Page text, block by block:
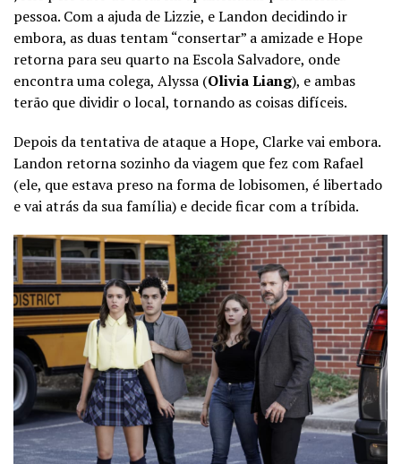
pessoa. Com a ajuda de Lizzie, e Landon decidindo ir
embora, as duas tentam “consertar” a amizade e Hope
retorna para seu quarto na Escola Salvadore, onde
encontra uma colega, Alyssa (Olivia Liang), e ambas
terão que dividir o local, tornando as coisas difíceis.
Depois da tentativa de ataque a Hope, Clarke vai embora.
Landon retorna sozinho da viagem que fez com Rafael
(ele, que estava preso na forma de lobisomen, é libertado
e vai atrás da sua família) e decide ficar com a tríbida.